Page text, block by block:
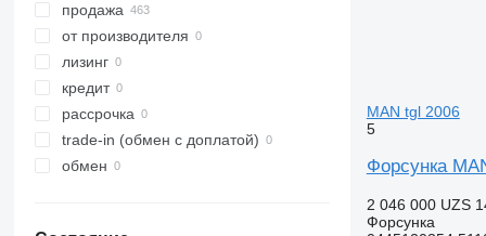
продажа
от производителя
лизинг
кредит
рассрочка
trade-in (обмен с доплатой)
обмен
MAN tgl 2006
5
Форсунка
2 046 000 UZS
Форсунка